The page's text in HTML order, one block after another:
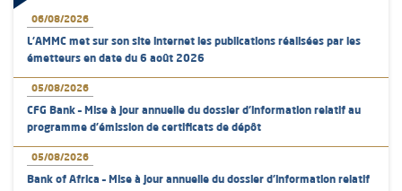
06/08/2026
L’AMMC met sur son site internet les publications réalisées par les
émetteurs en date du 6 août 2026
05/08/2026
CFG Bank – Mise à jour annuelle du dossier d’information relatif au
programme d'émission de certificats de dépôt
05/08/2026
Bank of Africa – Mise à jour annuelle du dossier d’information relatif